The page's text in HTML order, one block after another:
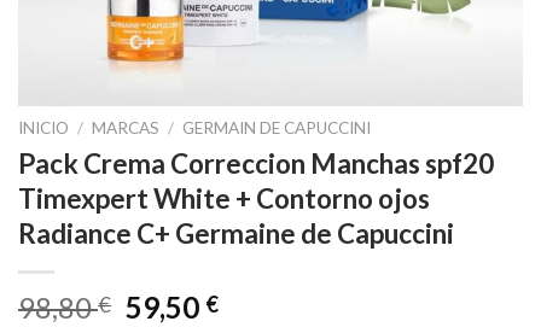
INICIO / MARCAS / GERMAIN DE CAPUCCINI
Pack Crema Correccion Manchas spf20
Timexpert White + Contorno ojos
Radiance C+ Germaine de Capuccini
98,80€ El
59,50 €El